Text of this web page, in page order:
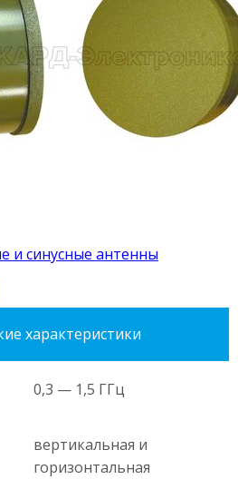
и синусные антенны
характеристики
0,3 — 1,5 ГГц
вертикальная и
горизонтальная